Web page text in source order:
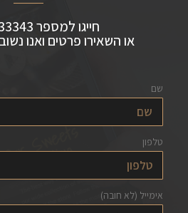
חייגו למספר 054-2433343
או השאירו פרטים ואנו
שם
טלפון
אימייל (לא חובה)